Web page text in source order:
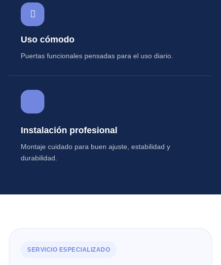
Uso cómodo
Puertas funcionales pensadas para el uso diario.
Instalación profesional
Montaje cuidado para buen ajuste, estabilidad y
durabilidad.
SERVICIO ESPECIALIZADO